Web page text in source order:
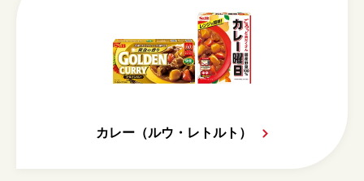
カレー（ルウ・レトルト）